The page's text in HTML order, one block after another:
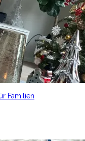
Familien